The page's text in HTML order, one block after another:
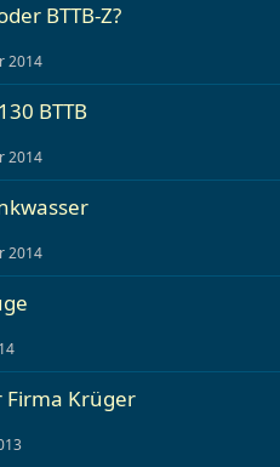
BTTB-Z?
2014
BTTB
2014
2014
Firma Krüger